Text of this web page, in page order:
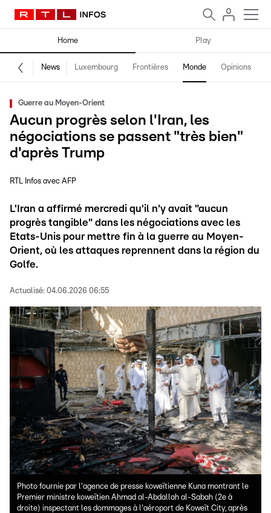
Home Play
News Luxembourg Frontières Monde Opinions
Guerre au Moyen-Orient
Aucun progrès selon l'Iran, les
négociations se passent "très bien"
d'après Trump
RTL Infos avec AFP
L'Iran a affirmé mercredi qu'il n'y avait "aucun
progrès tangible" dans les négociations avec les
Etats-Unis pour mettre fin à la guerre au Moyen-
Orient, où les attaques reprennent dans la région du
Golfe.
Actualisé: 04.06.2026 06:55
Photo fournie par l'agence de presse koweïtienne Kuna montrant le
Premier ministre koweïtien Ahmad al-Abdallah al-Sabah (2e à
droite) inspectant les dommages à l'aéroport de Koweït City, après